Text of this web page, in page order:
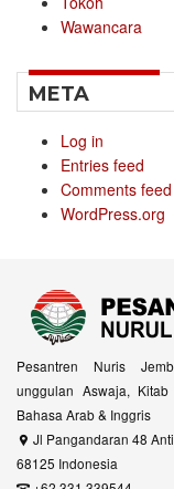
Wawancara
META
Log in
Entries feed
Comments feed
WordPress.org
Pesantren Nuris
unggulan Aswaja,
Bahasa Arab & Inggris
Jl Pangandaran 48
68125 Indonesia